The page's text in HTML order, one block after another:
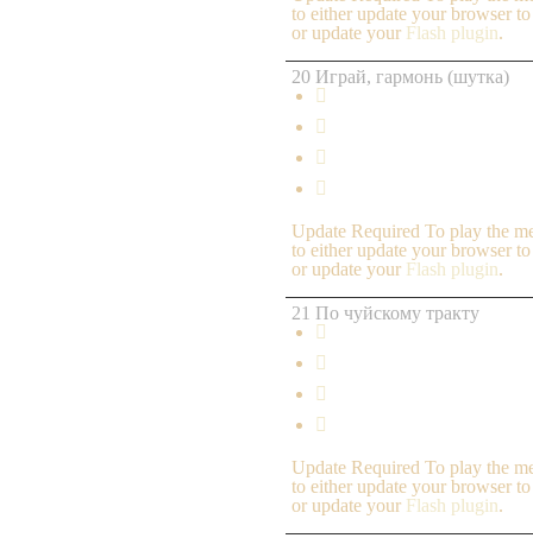
to either update your browser
or update your Flash plugin.
20 Играй, гармонь (шутка)




Update Required To play the
to either update your browser
or update your Flash plugin.
21 По чуйскому тракту




Update Required To play the
to either update your browser
or update your Flash plugin.